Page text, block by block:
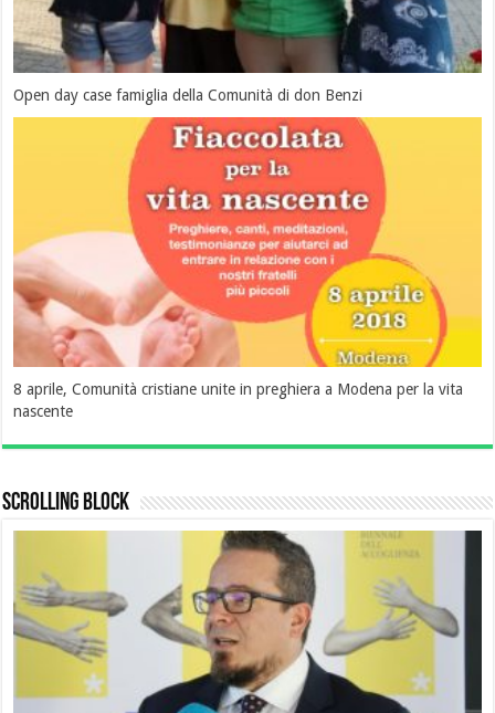
Open day case famiglia della Comunità di don Benzi
8 aprile, Comunità cristiane unite in preghiera a Modena per la vita
nascente
Scrolling Block